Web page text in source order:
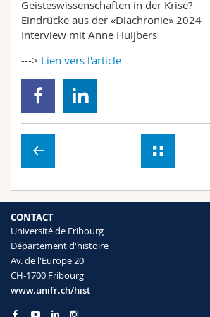
Sciences et médecine
Collaborateurs
Webmail
MyUnifr
Geisteswissenschaften in der Krise?
Eindrücke aus der «Diachronie» 2024
Interview mit Anne Huijbers
---> Lien vers l'article
CONTACT
Université de Fribourg
Département d'histoire
Av. de l'Europe 20
CH-1700 Fribourg
www.unifr.ch/hist